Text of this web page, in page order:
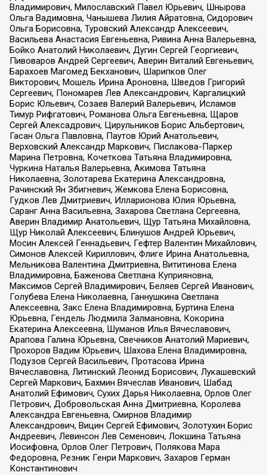
Владимирович, Милославский Павел Юрьевич, Шнырова
Ольга Вадимовна, Чанышева Лилия Айратовна, Сидорович
Ольга Борисовна, Туровский Александр Алексеевич,
Васильева Анастасия Евгеньевна, Ривина Анна Валерьевна,
Бойко Анатолий Николаевич, Дугин Сергей Георгиевич,
Пивоваров Андрей Сергеевич, Аверин Виталий Евгеньевич,
Барахоев Магомед Бекханович, Шарипков Олег
Викторович, Мошель Ирина Ароновна, Шведов Григорий
Сергеевич, Пономарев Лев Александрович, Каргалицкий
Борис Юльевич, Созаев Валерий Валерьевич, Исламов
Тимур Рифгатович, Романова Ольга Евгеньевна, Щаров
Сергей Алексадрович, Цирульников Борис Альбертович,
Гасан Ольга Павловна, Паутов Юрий Анатольевич,
Верховский Александр Маркович, Пислакова-Паркер
Марина Петровна, Кочеткова Татьяна Владимировна,
Чуркина Наталья Валерьевна, Акимова Татьяна
Николаевна, Золотарева Екатерина Александровна,
Рачинский Ян Збигневич, Жемкова Елена Борисовна,
Гудков Лев Дмитриевич, Илларионова Юлия Юрьевна,
Саранг Анна Васильевна, Захарова Светлана Сергеевна,
Аверин Владимир Анатольевич, Щур Татьяна Михайловна,
Щур Николай Алексеевич, Блинушов Андрей Юрьевич,
Мосин Алексей Геннадьевич, Гефтер Валентин Михайлович,
Симонов Алексей Кириллович, Флиге Ирина Анатольевна,
Мельникова Валентина Дмитриевна, Вититинова Елена
Владимировна, Баженова Светлана Куприяновна,
Максимов Сергей Владимирович, Беляев Сергей Иванович,
Голубева Елена Николаевна, Ганнушкина Светлана
Алексеевна, Закс Елена Владимировна, Буртина Елена
Юрьевна, Гендель Людмила Залмановна, Кокорина
Екатерина Алексеевна, Шуманов Илья Вячеславович,
Арапова Галина Юрьевна, Свечников Анатолий Мариевич,
Прохоров Вадим Юрьевич, Шахова Елена Владимировна,
Подузов Сергей Васильевич, Протасова Ирина
Вячеславовна, Литинский Леонид Борисович, Лукашевский
Сергей Маркович, Бахмин Вячеслав Иванович, Шабад
Анатолий Ефимович, Сухих Дарья Николаевна, Орлов Олег
Петрович, Добровольская Анна Дмитриевна, Королева
Александра Евгеньевна, Смирнов Владимир
Александрович, Вицин Сергей Ефимович, Золотухин Борис
Андреевич, Левинсон Лев Семенович, Локшина Татьяна
Иосифовна, Орлов Олег Петрович, Полякова Мара
Федоровна, Резник Генри Маркович, Захаров Герман
Константинович